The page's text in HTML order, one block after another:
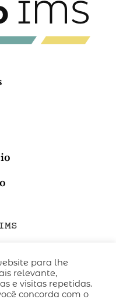
para lhe
relevante,
e visitas repetidas.
concorda com o